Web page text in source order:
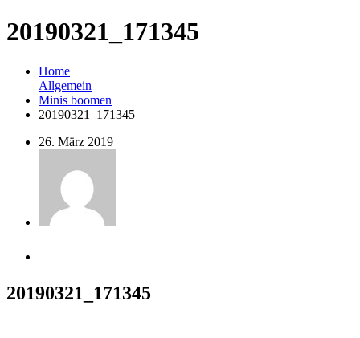
20190321_171345
Home
Allgemein
Minis boomen
20190321_171345
26. März 2019
-
20190321_171345